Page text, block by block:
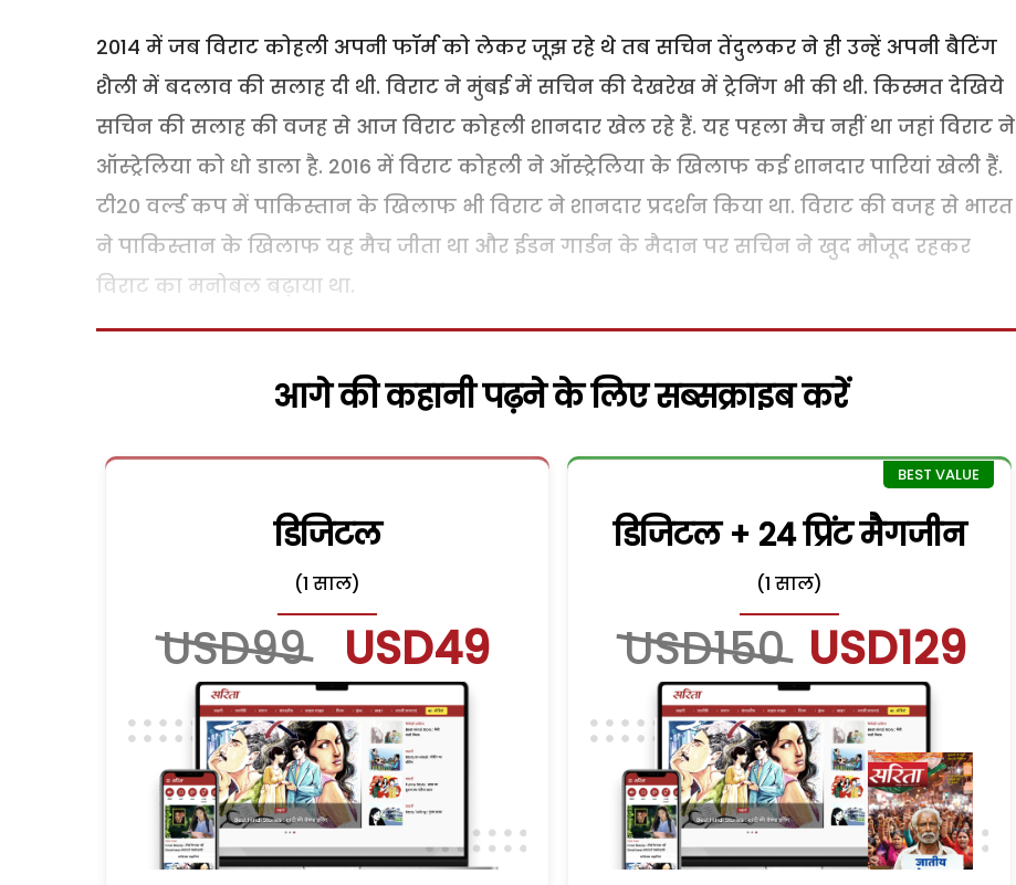
2014 में जब विराट कोहली अपनी फॉर्म को लेकर जूझ रहे थे तब सचिन तेंदुलकर ने ही उन्हें अपनी बैटिंग
शैली में बदलाव की सलाह दी थी. विराट ने मुंबई में सचिन की देखरेख में ट्रेनिंग भी की थी. किस्मत देखिये
सचिन की सलाह की वजह से आज विराट कोहली शानदार खेल रहे हैं. यह पहला मैच नहीं था जहां विराट ने
ऑस्ट्रेलिया को धो डाला है. 2016 में विराट कोहली ने ऑस्ट्रेलिया के खिलाफ कई शानदार पारियां खेली हैं.
टी20 वर्ल्ड कप में पाकिस्तान के खिलाफ भी विराट ने शानदार प्रदर्शन किया था. विराट की वजह से भारत
ने पाकिस्तान के खिलाफ यह मैच जीता था और ईडन गार्डन के मैदान पर सचिन ने खुद मौजूद रहकर
विराट का मनोबल बढ़ाया था.
आगे की कहानी पढ़ने के लिए सब्सक्राइब करें
डिजिटल
(1 साल)
USD99 USD49
डिजिटल + 24 प्रिंट मैगजीन
(1 साल)
USD150 USD129